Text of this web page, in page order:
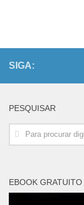
SIGA:
PESQUISAR
EBOOK GRATUITO